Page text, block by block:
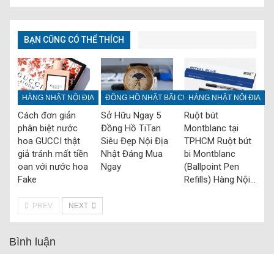
BẠN CŨNG CÓ THỂ THÍCH
HÀNG NHẬT NỘI ĐỊA
Cách đơn giản
phân biệt nước
hoa GUCCI thật
giả tránh mất tiền
oan với nước hoa
Fake
ĐỒNG HỒ NHẬT BÃI CŨ
Sở Hữu Ngay 5
Đồng Hồ TiTan
Siêu Đẹp Nội Địa
Nhật Đáng Mua
Ngay
HÀNG NHẬT NỘI ĐỊA
Ruột bút
Montblanc tại
TPHCM Ruột bút
bi Montblanc
(Ballpoint Pen
Refills) Hàng Nội…
PREV NEXT
Bình luận